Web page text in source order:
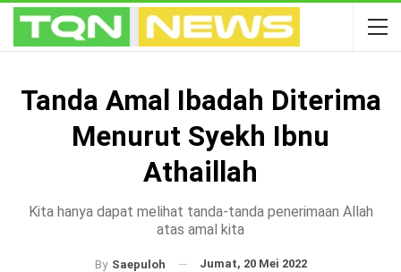
Tanda Amal Ibadah Diterima
Menurut Syekh Ibnu
Athaillah
Kita hanya dapat melihat tanda-tanda penerimaan Allah
atas amal kita
By Saepuloh Jumat, 20 Mei 2022